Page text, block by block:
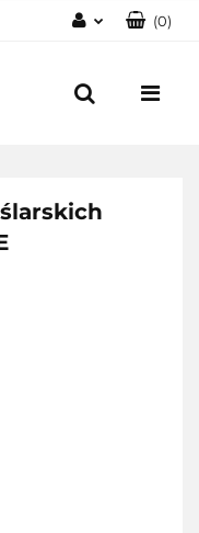
Zarejestruj się
(0)